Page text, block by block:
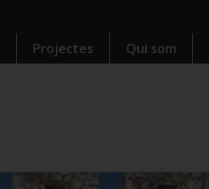
Projectes Qui som